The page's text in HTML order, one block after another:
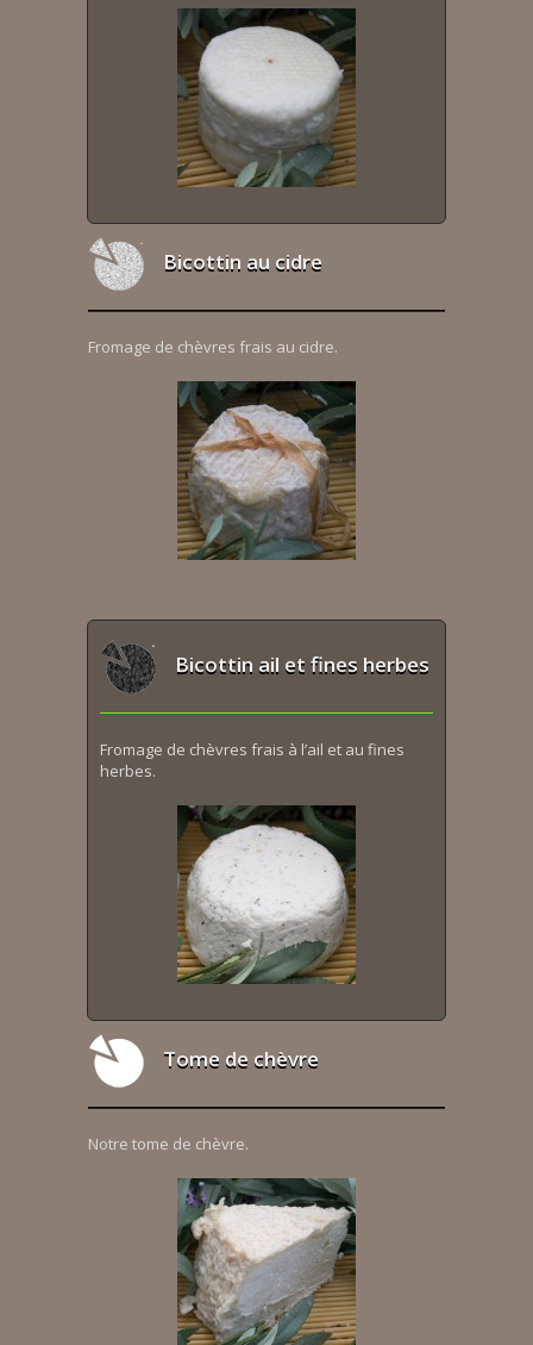
Bicottin au cidre
Fromage de chèvres frais au cidre.
Bicottin ail et fines herbes
Fromage de chèvres frais à l’ail et au fines
herbes.
Tome de chèvre
Notre tome de chèvre.